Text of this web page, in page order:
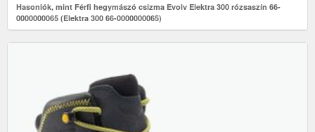
Hasonlók, mint Férfi hegymászó csizma Evolv Elektra 300 rózsaszín 66-
0000000065 (Elektra 300 66-0000000065)